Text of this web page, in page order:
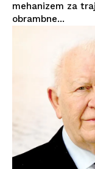
mehanizem za
obrambne...